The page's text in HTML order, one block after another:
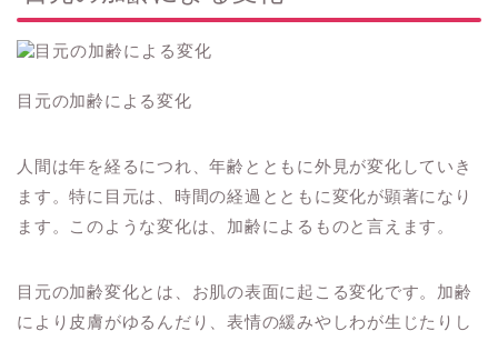
目元の加齢による変化
人間は年を経るにつれ、年齢とともに外見が変化していき
ます。特に目元は、時間の経過とともに変化が顕著になり
ます。このような変化は、加齢によるものと言えます。
目元の加齢変化とは、お肌の表面に起こる変化です。加齢
により皮膚がゆるんだり、表情の緩みやしわが生じたりし